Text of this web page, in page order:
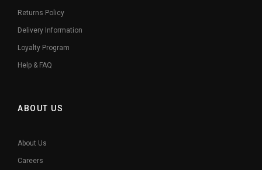
Returns Policy
Delivery Information
Loyalty Program
Help & FAQ
ABOUT US
About Us
Careers